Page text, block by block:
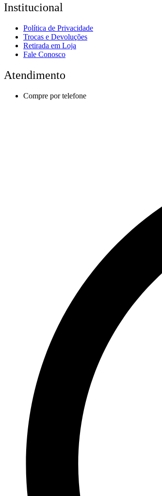
Institucional
Política de Privacidade
Trocas e Devoluções
Retirada em Loja
Fale Conosco
Atendimento
Compre por telefone